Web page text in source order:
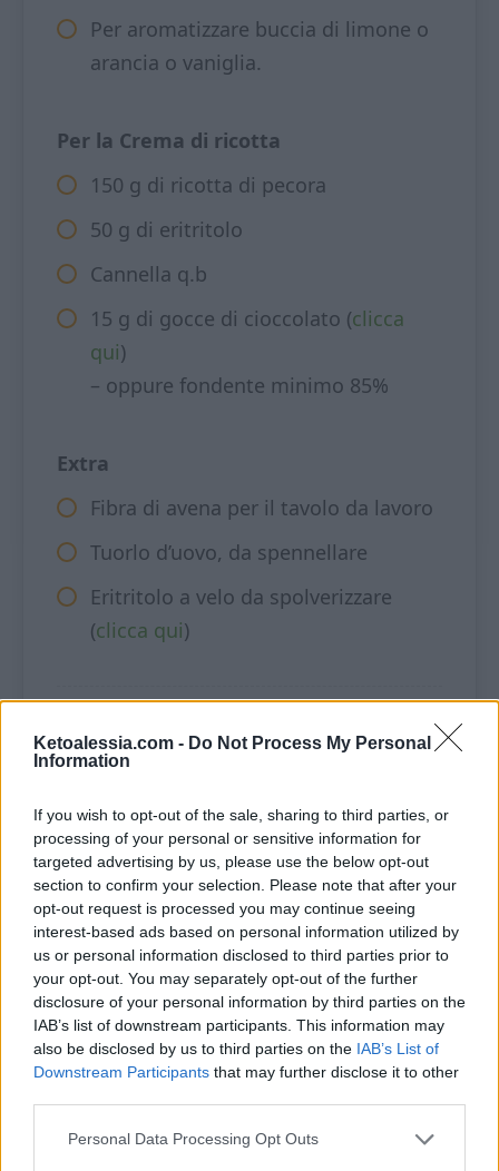
Ketoalessia.com - Do Not Process My Personal
Information
If you wish to opt-out of the sale, sharing to third parties, or
processing of your personal or sensitive information for
targeted advertising by us, please use the below opt-out
section to confirm your selection. Please note that after your
opt-out request is processed you may continue seeing
interest-based ads based on personal information utilized by
us or personal information disclosed to third parties prior to
your opt-out. You may separately opt-out of the further
disclosure of your personal information by third parties on the
IAB’s list of downstream participants. This information may
also be disclosed by us to third parties on the IAB’s List of
Downstream Participants that may further disclose it to other
Personal Data Processing Opt Outs
Per aromatizzare buccia di limone o
arancia o vaniglia.
Per la Crema di ricotta
150 g di ricotta di pecora
50 g di eritritolo
Cannella q.b
15 g di gocce di cioccolato (clicca
qui)
– oppure fondente minimo 85%
Extra
Fibra di avena per il tavolo da lavoro
Tuorlo d’uovo, da spennellare
Eritritolo a velo da spolverizzare
(clicca qui)
COME FARE
ingredienti secchi e il burro freddo,
dai una prima mescolata. Otterrai
un composto sabbioso.
Unisci l’uovo e impasta
velocemente.
Trasferisci il composto sul tavolo da
lavoro, precedentemente
impasta fino ad ottenere una frolla